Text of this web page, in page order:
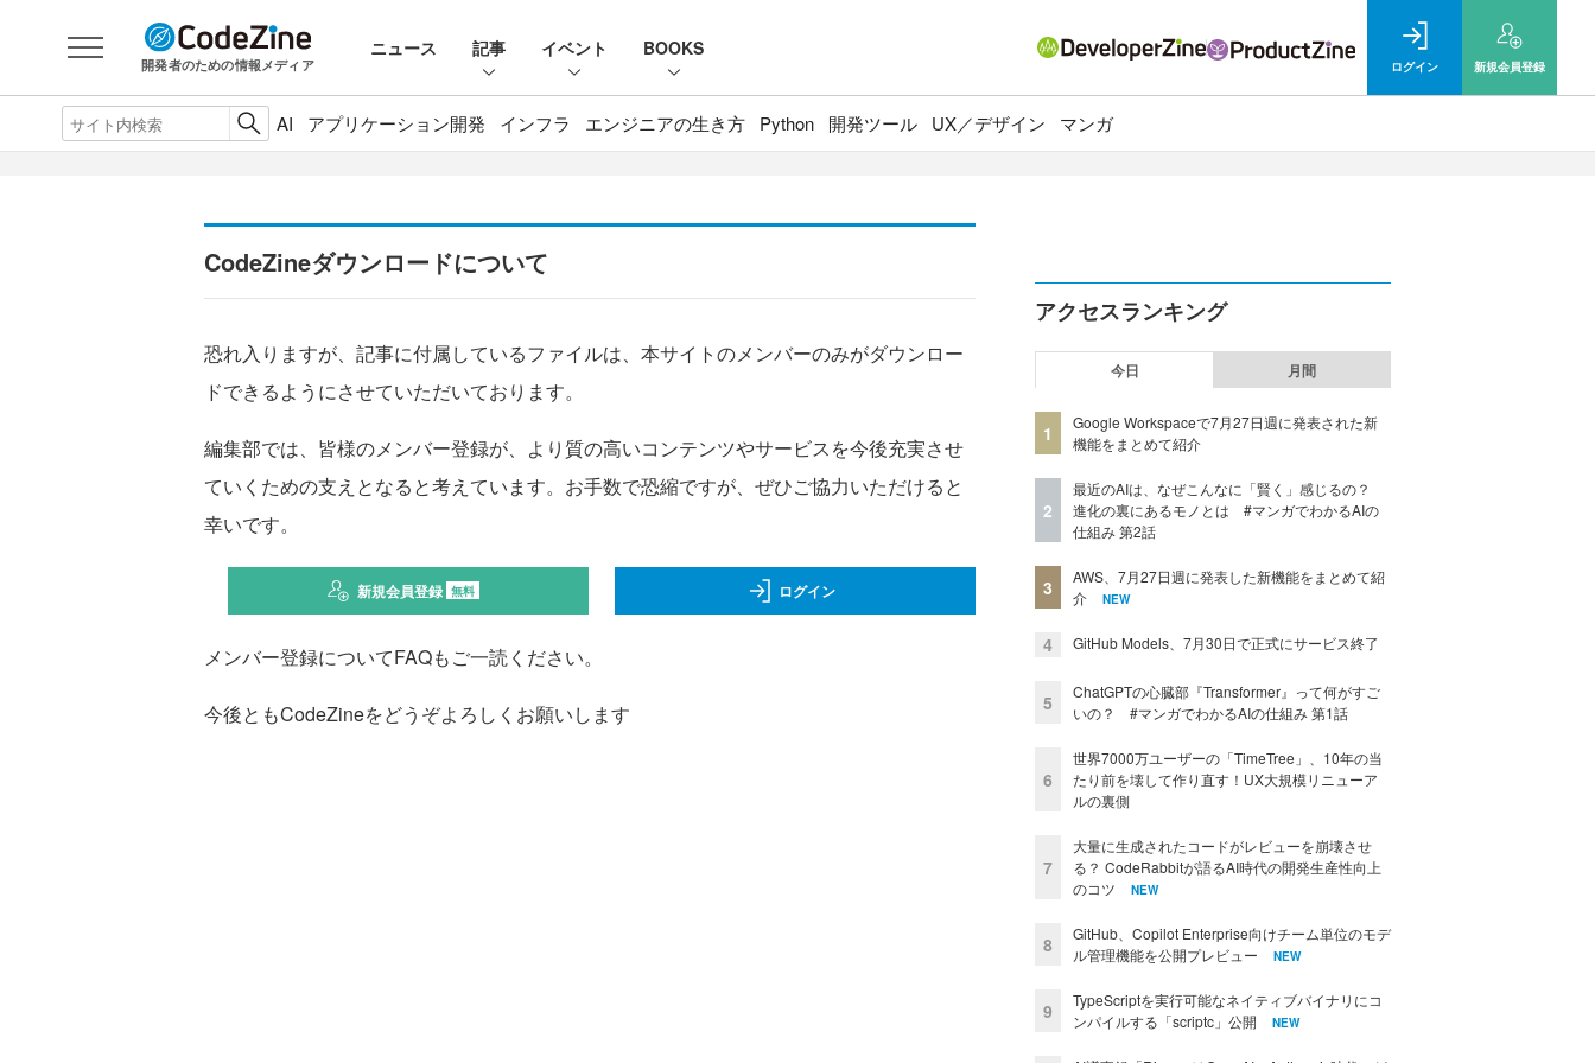
開発者のための情報メディア
ニュース 記事 イベント BOOKS
ログイン 新規会員登録
AI アプリケーション開発 インフラ エンジニアの生き方 Python 開発ツール UX／デザイン マンガ
CodeZineダウンロードについて
恐れ入りますが、記事に付属しているファイルは、本サイトのメンバーのみがダウンロー
ドできるようにさせていただいております。
編集部では、皆様のメンバー登録が、より質の高いコンテンツやサービスを今後充実させ
ていくための支えとなると考えています。お手数で恐縮ですが、ぜひご協力いただけると
幸いです。
新規会員登録 無料 ログイン
メンバー登録についてFAQもご一読ください。
今後ともCodeZineをどうぞよろしくお願いします
アクセスランキング
今日 月間
1
Google Workspaceで7月27日週に発表された新
機能をまとめて紹介
2
最近のAIは、なぜこんなに「賢く」感じるの？
進化の裏にあるモノとは #マンガでわかるAIの
仕組み 第2話
3
AWS、7月27日週に発表した新機能をまとめて紹
介
NEW
4 GitHub Models、7月30日で正式にサービス終了
5
ChatGPTの心臓部『Transformer』って何がすご
いの？ #マンガでわかるAIの仕組み 第1話
6
世界7000万ユーザーの「TimeTree」、10年の当
たり前を壊して作り直す！UX大規模リニューア
ルの裏側
7
大量に生成されたコードがレビューを崩壊させ
る？ CodeRabbitが語るAI時代の開発生産性向上
のコツ
NEW
8
GitHub、Copilot Enterprise向けチーム単位のモデ
ル管理機能を公開プレビュー
NEW
9
TypeScriptを実行可能なネイティブバイナリにコ
ンパイルする「scriptc」公開
NEW